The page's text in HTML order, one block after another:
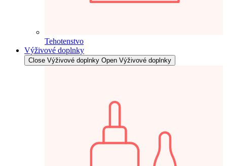
Tehotenstvo
Výživové doplnky
Close Výživové doplnky Open Výživové doplnky